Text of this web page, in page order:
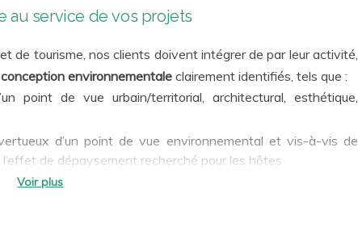
au service de vos projets
de tourisme, nos clients doivent intégrer de par leur activité,
environnementale clairement identifiés, tels que :
point de vue urbain/territorial, architectural, esthétique,
d’un point de vue environnemental et vis-à-vis de
de dépaysement recherché pour les hôtes
naturels, propices à la santé, au bien-être, à la qualité de